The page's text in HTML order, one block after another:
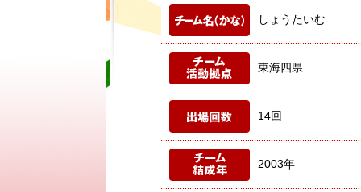
しょうたいむ
東海四県
14回
2003年